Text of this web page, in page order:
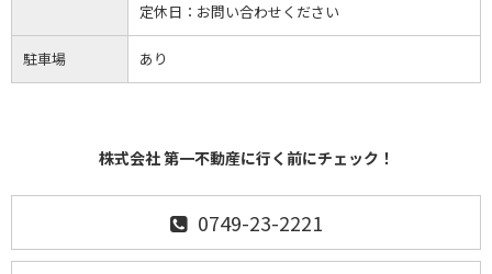
定休日： お問い合わせください
駐車場 あり
株式会社 第一不動産に行く前にチェック！
0749-23-2221